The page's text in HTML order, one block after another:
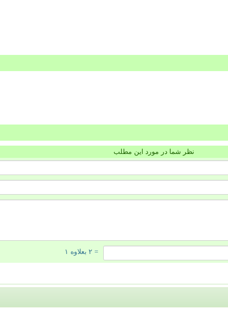
نظر شما در مورد این مطلب
= ۲ بعلاوه ۱